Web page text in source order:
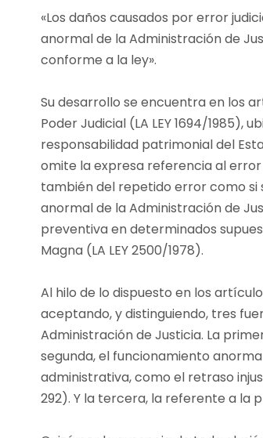
«Los daños causados por error
anormal de la Administración de
conforme a la ley».
Su desarrollo se encuentra en los
Poder Judicial (LA LEY 1694/1985),
responsabilidad patrimonial del
omite la expresa referencia al
también del repetido error como si
anormal de la Administración de
preventiva en determinados
Magna (LA LEY 2500/1978).
Al hilo de lo dispuesto en los
aceptando, y distinguiendo, tres
Administración de Justicia. La
segunda, el funcionamiento
administrativa, como el retraso
292). Y la tercera, la referente a la